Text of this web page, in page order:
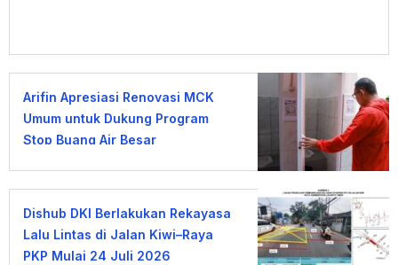
Arifin Apresiasi Renovasi MCK
Umum untuk Dukung Program
Stop Buang Air Besar
Dishub DKI Berlakukan Rekayasa
Lalu Lintas di Jalan Kiwi–Raya
PKP Mulai 24 Juli 2026